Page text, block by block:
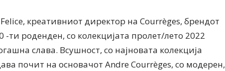
креативниот директор на Courrèges, брендот
-ти роденден, со колекцијата пролет/лето 2022
слава. Всушност, со најновата колекција
почит на основачот Andre Courrèges, со модерен,